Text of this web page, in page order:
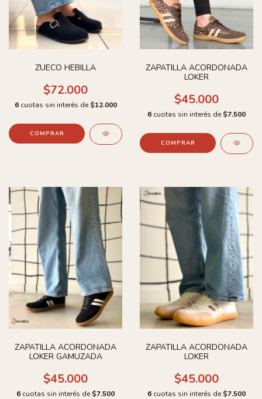
ZUECO HEBILLA
$72.000
6 cuotas sin interés de $12.000
COMPRAR
ZAPATILLA ACORDONADA
LOKER
$45.000
6 cuotas sin interés de $7.500
COMPRAR
ZAPATILLA ACORDONADA
LOKER GAMUZADA
$45.000
6 cuotas sin interés de $7.500
ZAPATILLA ACORDONADA
LOKER
$45.000
6 cuotas sin interés de $7.500